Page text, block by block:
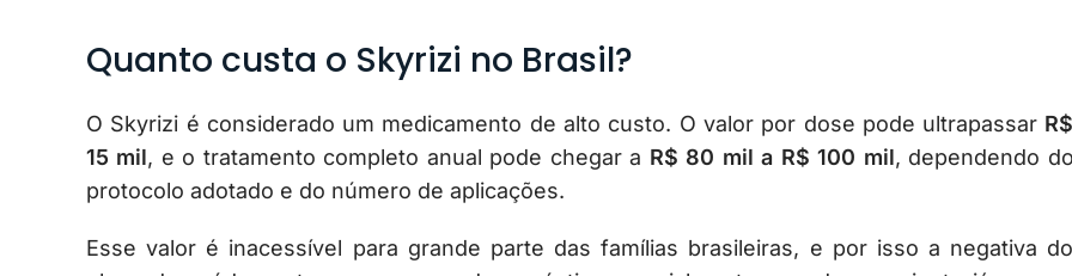
Quanto custa o Skyrizi no Brasil?
O Skyrizi é considerado um medicamento de alto custo. O valor por dose pode ultrapassar R$
15 mil, e o tratamento completo anual pode chegar a R$ 80 mil a R$ 100 mil, dependendo do
protocolo adotado e do número de aplicações.
Esse valor é inacessível para grande parte das famílias brasileiras, e por isso a negativa do